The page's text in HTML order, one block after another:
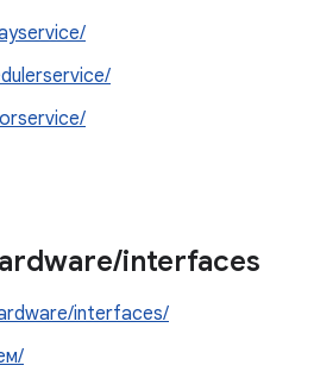
/interfaces
interfaces/